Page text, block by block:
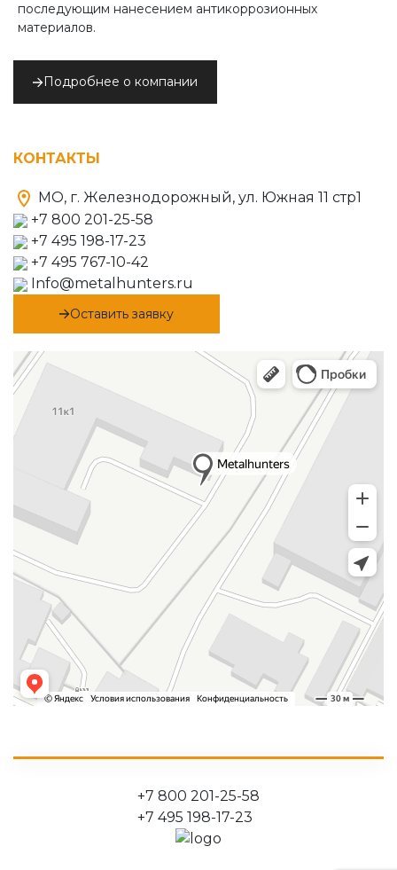
последующим нанесением антикоррозионных
материалов.
Подробнее о компании
КОНТАКТЫ
МО, г. Железнодорожный, ул. Южная 11 стр1
+7 800 201-25-58
+7 495 198-17-23
+7 495 767-10-42
Info@metalhunters.ru
Оставить заявку
«МеталХантерс» предоставляет
Металлообработка на заказ
+7 800 201-25-58
+7 495 198-17-23